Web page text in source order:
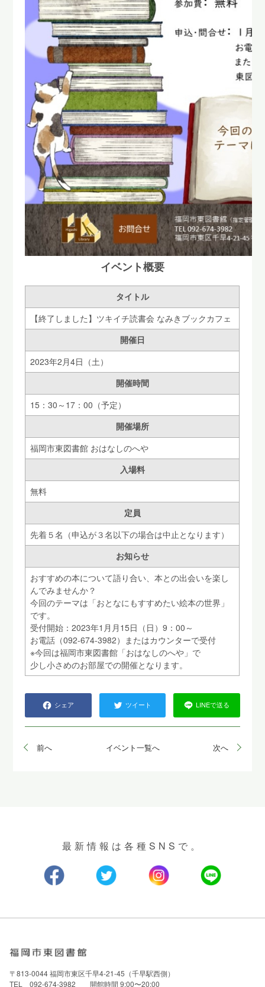
イベント概要
タイトル
【終了しました】ツキイチ読書会 なみきブックカフェ
開催日
2023年2月4日（土）
開催時間
15：30～17：00（予定）
開催場所
福岡市東図書館 おはなしのへや
入場料
無料
定員
先着５名（申込が３名以下の場合は中止となります）
お知らせ
おすすめの本について語り合い、本との出会いを楽し
んでみませんか？
今回のテーマは「おとなにもすすめたい絵本の世界」
です。
受付開始：2023年1月月15日（日）9：00～
お電話（092-674-3982）またはカウンターで受付
※今回は福岡市東図書館「おはなしのへや」で
少し小さめのお部屋での開催となります。
シェア ツイート LINEで送る
前へ イベント一覧へ 次へ
最新情報は各種SNSで。
〒813-0044 福岡市東区千早4-21-45（千早駅西側）
TEL 092-674-3982 開館時間 9:00〜20:00